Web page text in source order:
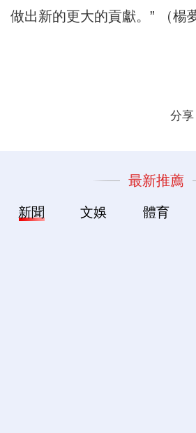
做出新的更大的貢獻。” （楊
分享
最新推薦
新聞 文娛 體育